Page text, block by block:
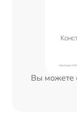
Вы можете